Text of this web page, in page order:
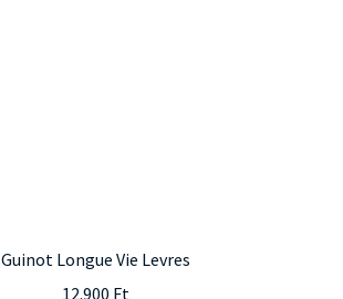
Guinot Longue Vie Levres
12.900 Ft